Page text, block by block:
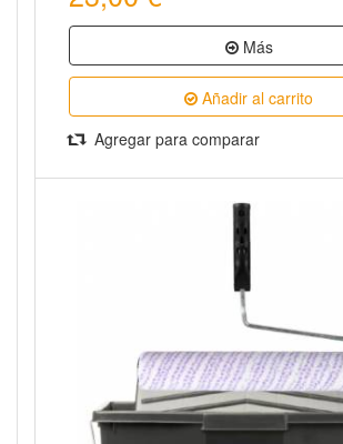
Más
Añadir al carrito
Agregar para comparar
Vista rápida